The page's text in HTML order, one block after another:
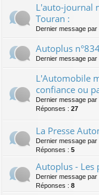
L'auto-journal
Touran :
Dernier message par
Autoplus
Dernier message par
L'Automobile
confiance ou
Dernier message par
Réponses : 27
La Presse
Dernier message par
Réponses : 5
Autoplus - Les
Dernier message par
Réponses : 8